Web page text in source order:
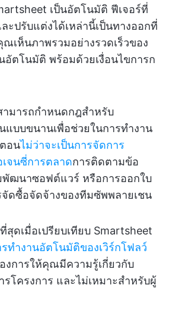
เป็นอัตโนมัติ ฟีเจอร์ที่
ะปรับแต่งได้เหล่านี้เป็นทางออกที่
เห็นภาพรวมอย่างรวดเร็วของ
อัตโนมัติ พร้อมด้วยเงื่อนไขการก
มารถกำหนดกฎสำหรับ
แบบขนานเพื่อช่วยในการทำงาน
อนไม่ว่าจะเป็นการจัดการ
เจนซี่การตลาดการติดตามข้อ
ฒนาซอฟต์แวร์ หรือการออกใบ
ดซื้อจัดจ้างของทีมซัพพลายเชน
สุดเมื่อเปรียบเทียบ Smartsheet
รทำงานอัตโนมัติของเวิร์กโฟลว์
งการให้คุณมีความรู้เกี่ยวกับ
รโครงการ และไม่เหมาะสำหรับผู้